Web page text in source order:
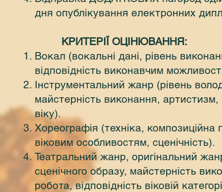
дня опублікування електронних
КРИТЕРІЇ ОЦІНЮВАННЯ:
Вокал (вокальні дані, рівень
відповідність виконавчим
Інструментальний жанр (рівень
майстерність виконання,
віку).
Хореографія (техніка, композиційна
віковим особливостям, сценічність).
Театральний жанр, оригінальний
сценічного образу, майстерність
робота, відповідність віковій